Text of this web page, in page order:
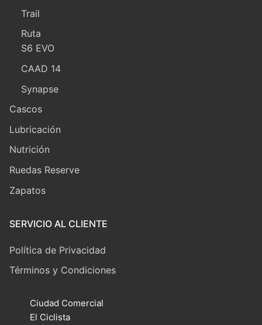
Trail
Ruta
S6 EVO
CAAD 14
Synapse
Cascos
Lubricación
Nutrición
Ruedas Reserve
Zapatos
SERVICIO AL CLIENTE
Política de Privacidad
Términos y Condiciones
Ciudad Comercial
El Ciclista